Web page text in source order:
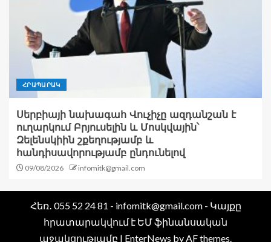
ՀՐԱՊԱՐԱԿ
Սերբիայի նախագահ Վուչիչը ազդանշան է
ուղարկում Բրյուսելին և Մոսկվային՝
Զելենսկիին շքեղությամբ և
հանդիսավորությամբ ընդունելով
09/08/2026 infomitk@gmail.com
Հեռ․ 055 52 24 81 - infomitk@gmail.com - Կայքը
հրատարակվում է ԵՄ ֆինանսական
աջակցությամբ | EnterNews by AF themes.